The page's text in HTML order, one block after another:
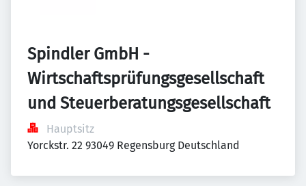
Spindler GmbH -
Wirtschaftsprüfungsgesellschaft
und Steuerberatungsgesellschaft
Hauptsitz
Yorckstr. 22 93049 Regensburg Deutschland